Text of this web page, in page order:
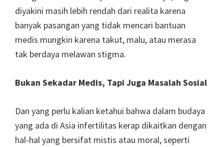
diyakini masih lebih rendah dari realita karena
banyak pasangan yang tidak mencari bantuan
medis mungkin karena takut, malu, atau merasa
tak berdaya melawan stigma.
Bukan Sekadar Medis, Tapi Juga Masalah Sosial
Dan yang perlu kalian ketahui bahwa dalam budaya
yang ada di Asia infertilitas kerap dikaitkan dengan
hal-hal yang bersifat mistis atau moral, seperti